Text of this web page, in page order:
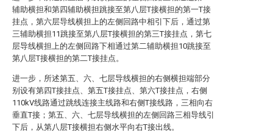
辅助横担和第四辅助横担跳接至第八层T接横担的第一T接
挂点，第六层导线横担上的左侧回路中相引下后，通过第
三辅助横担11跳接至第八层T接横担的第三T接挂点，第七
层导线横担上的左侧回路下相通过第二辅助横担10跳接至
第八层T接横担的第二T接挂点。
进一步，所述第五、六、七层导线横担的右侧横担端部分
别设有第四T接挂点、第五T接挂点、第六T接挂点，右侧
110kV线路通过跳线连接主线路和右侧T接线路，三相向右
垂直T接；第五、六、七层导线横担的左侧回路三相导线引
下后，从第八层T接横担右侧水平向右T接出线。